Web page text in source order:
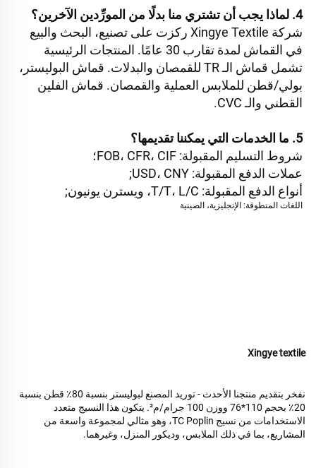
4. لماذا يجب أن تشتري منا بدلًا من المورِّدين الآخرين؟
القطني والـ CVC.
5. ما الخدمات التي يمكننا تقديمها؟
شروط التسليم المقبولة: FOB، CFR، CIF؛
عملات الدفع المقبولة: USD، CNY;
أنواع الدفع المقبولة: T/T، L/C، ويسترن يونيون;
اللغات المنطوقة: الإنجليزية، الصينية
Xingye textile
نفخر بتقديم منتجنا الأحدث - توريد المصنع لبوليستر بنسبة 80٪ قطن بنسبة
20٪ بحجم 110*76 ووزن 100 جرام/م². يتكون هذا النسيج متعدد
الاستخدامات من نسيج TC Poplin، وهو مثالي لمجموعة واسعة من
المشاريع، بما في ذلك الملابس، وديكور المنزل، وغيرهما.